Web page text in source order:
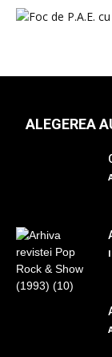
ALEGEREA